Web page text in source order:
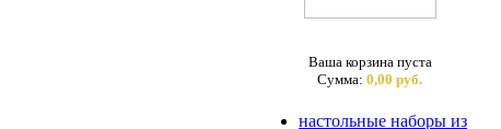
Ваша корзина пуста
Сумма: 0,00 руб.
настольные наборы из